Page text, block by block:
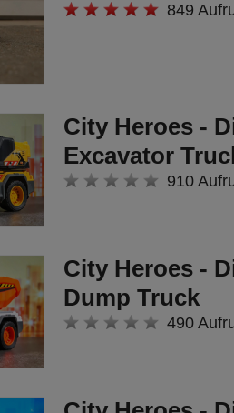
849
City Heroes -
Excavator
910
City Heroes -
Dump Truck
490